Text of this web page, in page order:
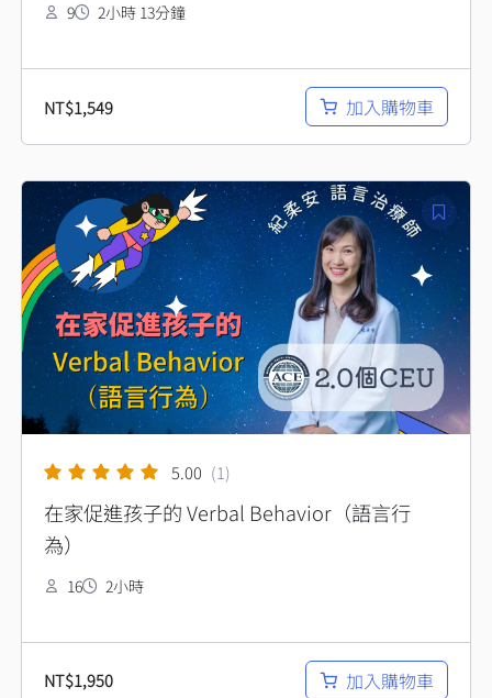
9 2小時 13分鐘
NT$1,549 加入購物車
5.00 (1)
在家促進孩子的 Verbal Behavior（語言行
為）
16 2小時
NT$1,950 加入購物車